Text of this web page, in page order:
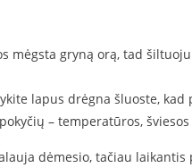
mėgsta gryną orą, tad
lapus drėgna šluoste,
– temperatūros,
dėmesio, tačiau